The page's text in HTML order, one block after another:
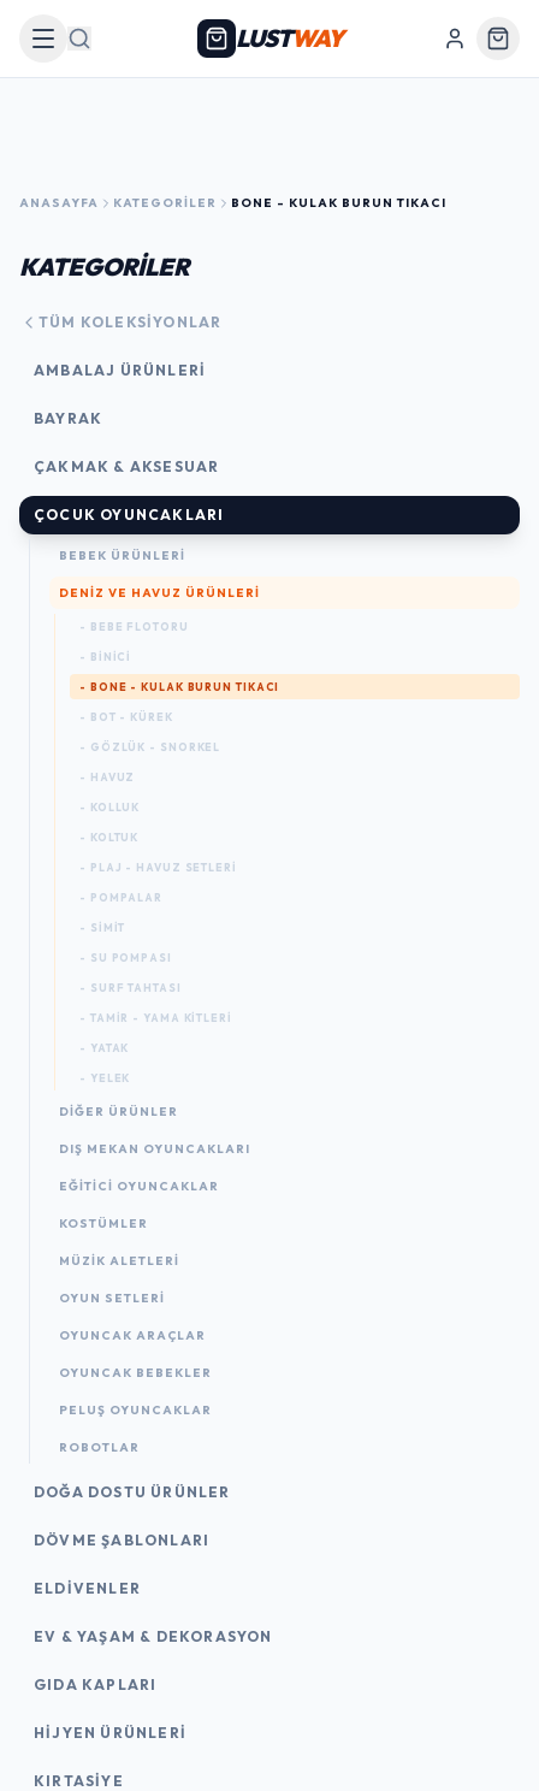
Arama LUSTWAY
ANASAYFA KATEGORILER BONE - KULAK BURUN TIKACI
KATEGORİLER
TÜM KOLEKSIYONLAR
AMBALAJ ÜRÜNLERI
BAYRAK
ÇAKMAK & AKSESUAR
ÇOCUK OYUNCAKLARI
BEBEK ÜRÜNLERI
DENIZ VE HAVUZ ÜRÜNLERI
- BEBE FLOTORU
- BINICI
- BONE - KULAK BURUN TIKACI
- BOT - KÜREK
- GÖZLÜK - SNORKEL
- HAVUZ
- KOLLUK
- KOLTUK
- PLAJ - HAVUZ SETLERI
- POMPALAR
- SIMIT
- SU POMPASI
- SURF TAHTASI
- TAMIR - YAMA KITLERI
- YATAK
- YELEK
DIĞER ÜRÜNLER
DIŞ MEKAN OYUNCAKLARI
EĞITICI OYUNCAKLAR
KOSTÜMLER
MÜZIK ALETLERI
OYUN SETLERI
OYUNCAK ARAÇLAR
OYUNCAK BEBEKLER
PELUŞ OYUNCAKLAR
ROBOTLAR
DOĞA DOSTU ÜRÜNLER
DÖVME ŞABLONLARI
ELDIVENLER
EV & YAŞAM & DEKORASYON
GIDA KAPLARI
HIJYEN ÜRÜNLERI
KIRTASİYE